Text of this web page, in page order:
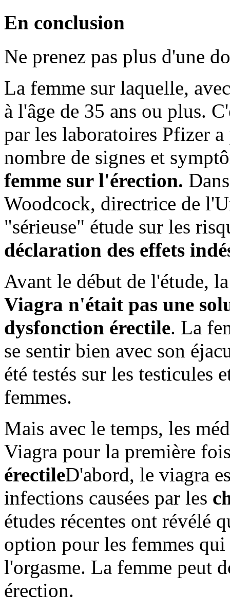
En conclusion
Ne prenez pas plus d'une
La femme sur laquelle,
à l'âge de 35 ans ou plus.
par les laboratoires Pfizer
nombre de signes et
femme sur l'érection.
Woodcock, directrice de
"sérieuse" étude sur les
déclaration des effets
Avant le début de l'étude,
Viagra n'était pas une
dysfonction érectile. La
se sentir bien avec son
été testés sur les testicules
femmes.
Mais avec le temps, les
Viagra pour la première
érectileD'abord, le viagra
infections causées par les
études récentes ont révélé
option pour les femmes
l'orgasme. La femme peut
érection.